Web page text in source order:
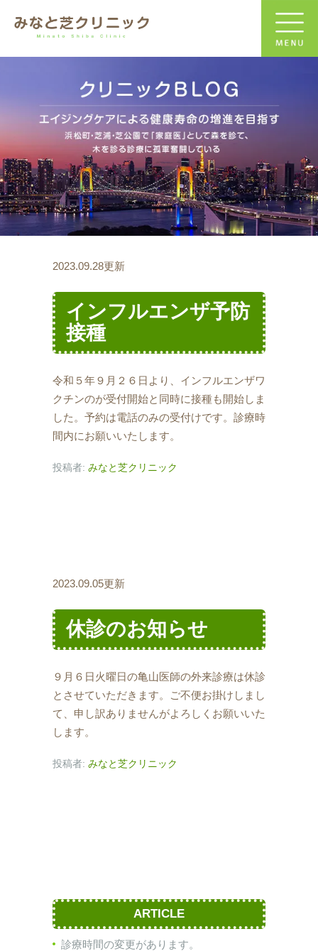
2023.09.28更新
インフルエンザ予防
接種
令和５年９月２６日より、インフルエンザワ
クチンのが受付開始と同時に接種も開始しま
した。予約は電話のみの受付けです。診療時
間内にお願いいたします。
投稿者: みなと芝クリニック
2023.09.05更新
休診のお知らせ
９月６日火曜日の亀山医師の外来診療は休診
とさせていただきます。ご不便お掛けしまし
て、申し訳ありませんがよろしくお願いいた
します。
投稿者: みなと芝クリニック
ARTICLE
診療時間の変更があります。